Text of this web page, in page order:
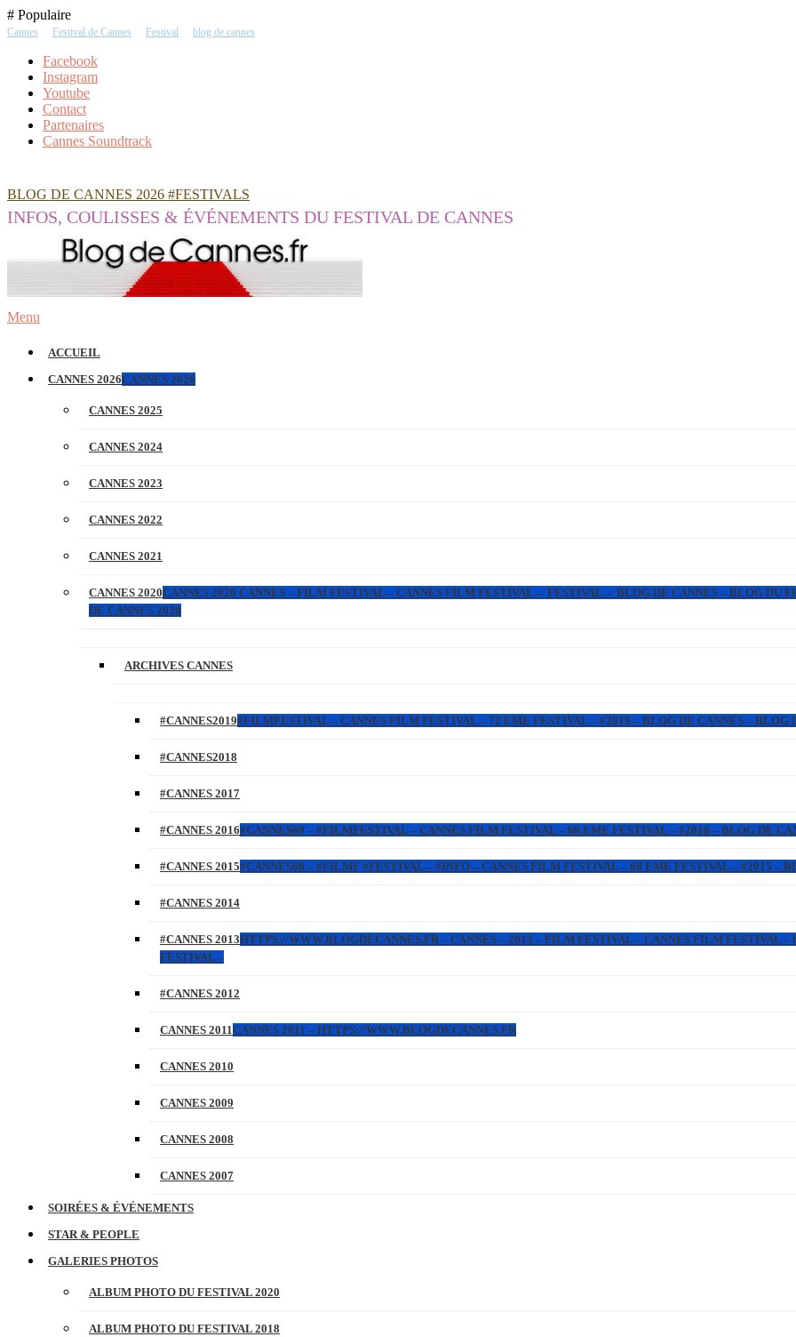
Skip
To
# Populaire
Cannes Festival de Cannes Festival blog de cannes
Facebook
Instagram
Youtube
Contact
Partenaires
Cannes Soundtrack
BLOG DE CANNES 2026 #FESTIVALS
INFOS, COULISSES & ÉVÉNEMENTS DU FESTIVAL DE CANNES
Menu
ACCUEIL
CANNES 2026CANNES 2026
CANNES 2025
CANNES 2024
CANNES 2023
CANNES 2022
CANNES 2021
CANNES 2020CANNES 2020 CANNES – FILM FESTIVAL – CANNES FILM FESTIVAL – FESTIVAL – BLOG DE CANNES – BLOG DU
DE CANNES 2020
ARCHIVES CANNES
#CANNES2019#FILMFESTIVAL – CANNES FILM FESTIVAL – 72 EME FESTIVAL – #2019 – BLOG DE CANNES – BLOG
#CANNES2018
#CANNES 2017
#CANNES 2016#CANNES69 – #FILMFESTIVAL – CANNES FILM FESTIVAL – 69 EME FESTIVAL – #2016 – BLOG DE
#CANNES 2015#CANNES68 – #FILMF #FESTIVAL – #INFO – CANNES FILM FESTIVAL – 68 EME FESTIVAL – #2015 –
#CANNES 2014
#CANNES 2013HTTPS://WWW.BLOGDECANNES.FR – CANNES – 2013 – FILM FESTIVAL – CANNES FILM FESTIVAL
FESTIVAL –
#CANNES 2012
CANNES 2011CANNES 2011 – HTTPS://WWW.BLOGDECANNES.FR
CANNES 2010
CANNES 2009
CANNES 2008
CANNES 2007
SOIRÉES & ÉVÉNEMENTS
STAR & PEOPLE
GALERIES PHOTOS
ALBUM PHOTO DU FESTIVAL 2020
ALBUM PHOTO DU FESTIVAL 2018